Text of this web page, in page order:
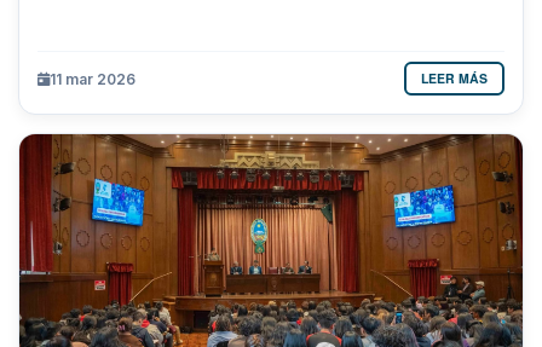
11 mar 2026 LEER MÁS